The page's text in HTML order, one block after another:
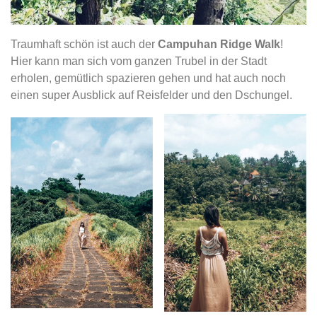
Traumhaft schön ist auch der Campuhan Ridge Walk!
Hier kann man sich vom ganzen Trubel in der Stadt
erholen, gemütlich spazieren gehen und hat auch noch
einen super Ausblick auf Reisfelder und den Dschungel.